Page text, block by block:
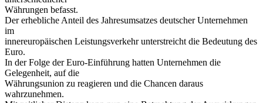
Währungen befasst.
Der erhebliche Anteil des Jahresumsatzes deutscher Unternehmen
im
innereuropäischen Leistungsverkehr unterstreicht die Bedeutung des
Euro.
In der Folge der Euro-Einführung hatten Unternehmen die
Gelegenheit, auf die
Währungsunion zu reagieren und die Chancen daraus
wahrzunehmen.